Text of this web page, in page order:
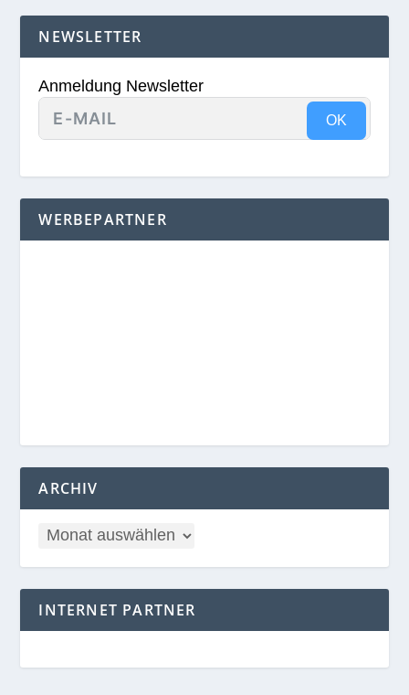
NEWSLETTER
Anmeldung Newsletter
OK
WERBEPARTNER
ARCHIV
INTERNET PARTNER